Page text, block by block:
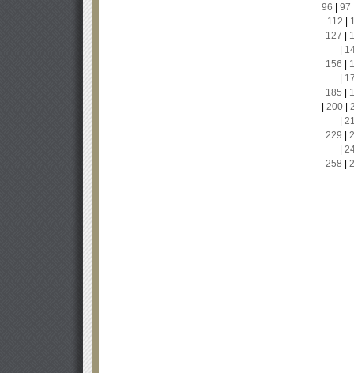
96
97
112
127
156
185
200|
229
258